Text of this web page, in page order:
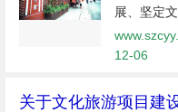
展、坚定
重要意义
部分！ 近
12-06
关于文化旅游项目建